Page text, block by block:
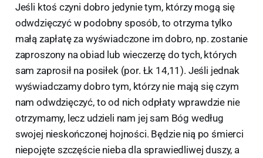
Jeśli ktoś czyni dobro jedynie tym, którzy mogą się
odwdzięczyć w podobny sposób, to otrzyma tylko
małą zapłatę za wyświadczone im dobro, np. zostanie
zaproszony na obiad lub wieczerzę do tych, których
sam zaprosił na posiłek (por. Łk 14,11). Jeśli jednak
wyświadczamy dobro tym, którzy nie mają się czym
nam odwdzięczyć, to od nich odpłaty wprawdzie nie
otrzymamy, lecz udzieli nam jej sam Bóg według
swojej nieskończonej hojności. Będzie nią po śmierci
niepojęte szczęście nieba dla sprawiedliwej duszy, a